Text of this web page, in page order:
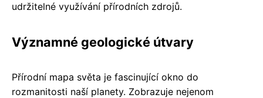
udržitelné využívání přírodních zdrojů.
Významné geologické útvary
Přírodní mapa světa je fascinující okno do
rozmanitosti naší planety. Zobrazuje nejenom